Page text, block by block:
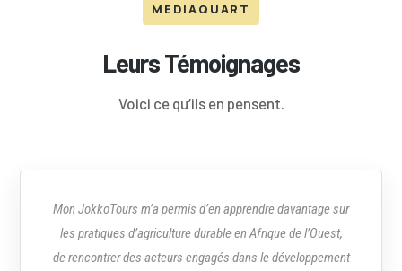
MEDIAQUART
Leurs Témoignages
Voici ce qu’ils en pensent.
Mon JokkoTours m’a permis d’en apprendre davantage sur
les pratiques d’agriculture durable en Afrique de l’Ouest,
de rencontrer des acteurs engagés dans le développement